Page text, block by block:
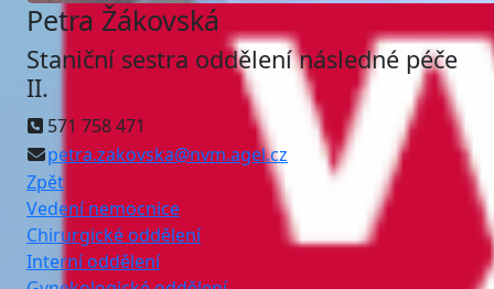
Petra Žákovská
Staniční sestra oddělení následné péče
II.
571 758 471
petra.zakovska@nvm.agel.cz
Zpět
Vedení nemocnice
Chirurgické oddělení
Interní oddělení